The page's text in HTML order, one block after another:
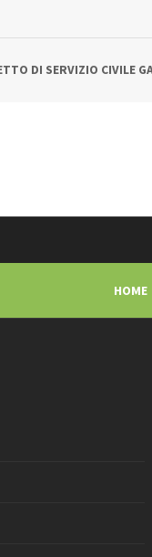
DI SERVIZIO CIVILE
HOME